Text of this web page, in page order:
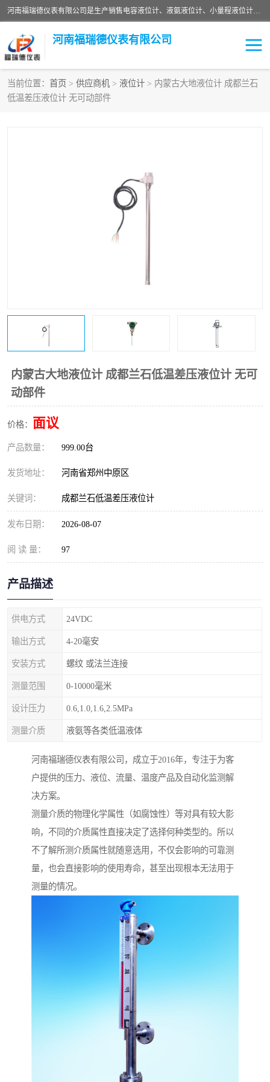
河南福瑞德仪表有限公司是生产销售电容液位计、液氨液位计、小量程液位计定制、智能锅炉水位计、液氮液位计等；并在产品开发、研制的过程中，吸取国内外仪器仪表的技术精华，建立了一支高、精、尖的科研开发队伍，使产品性能不断升级。
河南福瑞德仪表有限公司
当前位置： 首页 > 供应商机 > 液位计 > 内蒙古大地液位计 成都兰石
低温差压液位计 无可动部件
内蒙古大地液位计 成都兰石低温差压液位计 无可
动部件
价格： 面议
产品数量： 999.00台
发货地址： 河南省郑州中原区
关键词： 成都兰石低温差压液位计
发布日期： 2026-08-07
阅 读 量： 97
产品描述
供电方式 24VDC
输出方式 4-20毫安
安装方式 螺纹 或法兰连接
测量范围 0-10000毫米
设计压力 0.6,1.0,1.6,2.5MPa
测量介质 液氨等各类低温液体
河南福瑞德仪表有限公司，成立于2016年，专注于为客
户提供的压力、液位、流量、温度产品及自动化监测解
决方案。
测量介质的物理化学属性（如腐蚀性）等对具有较大影
响，不同的介质属性直接决定了选择何种类型的。所以
不了解所测介质属性就随意选用，不仅会影响的可靠测
量，也会直接影响的使用寿命，甚至出现根本无法用于
测量的情况。
液位计
液位计传感器定制
锅炉水位计
流量仪表